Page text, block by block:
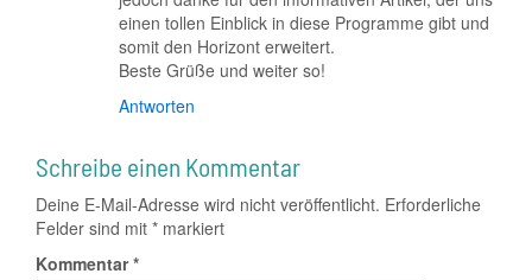
einen tollen Einblick in diese Programme gibt und
somit den Horizont erweitert.
Beste Grüße und weiter so!
Antworten
Schreibe einen Kommentar
Deine E-Mail-Adresse wird nicht veröffentlicht. Erforderliche
Felder sind mit * markiert
Kommentar*